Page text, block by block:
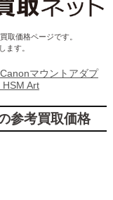
取価格ページです。
ます。
Canonマウントアダプ
Art
参考買取価格